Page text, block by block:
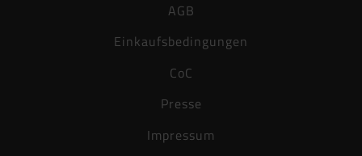
AGB
Einkaufsbedingungen
CoC
Presse
Impressum